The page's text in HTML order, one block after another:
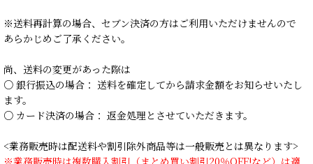
※送料再計算の場合、セブン決済の方はご利用いただけませんので
あらかじめご了承ください。
尚、送料の変更があった際は
○ 銀行振込の場合： 送料を確定してから請求金額をお知らせいたし
ます。
○ カード決済の場合： 返金処理とさせていただきます。
<業務販売時は配送料や割引除外商品等は一般販売とは異なります>
※業務販売時は複数購入割引（まとめ買い割引20％OFF!など）は適